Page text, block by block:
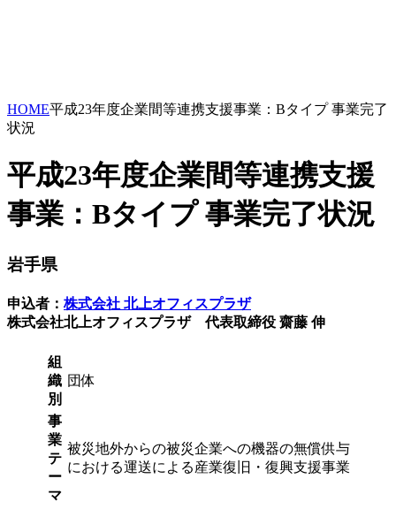
HOME平成23年度企業間等連携支援事業：Bタイプ 事業完了
状況
平成23年度企業間等連携支援
事業：Bタイプ 事業完了状況
岩手県
申込者： 株式会社 北上オフィスプラザ
株式会社北上オフィスプラザ 代表取締役 齋藤 伸
組
織
別
団体
事
業
テ
ー
マ
被災地外からの被災企業への機器の無償供与
における運送による産業復旧・復興支援事業